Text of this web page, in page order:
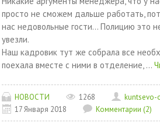
просто не сможем дальше работать,
нас недовольные гости… Полицию это
увезли.
Наш кадровик тут же собрала все
поехала вместе с ними в отделение, ...
НОВОСТИ 1268
kuntsevo-
17 Января 2018
Комментарии (2)